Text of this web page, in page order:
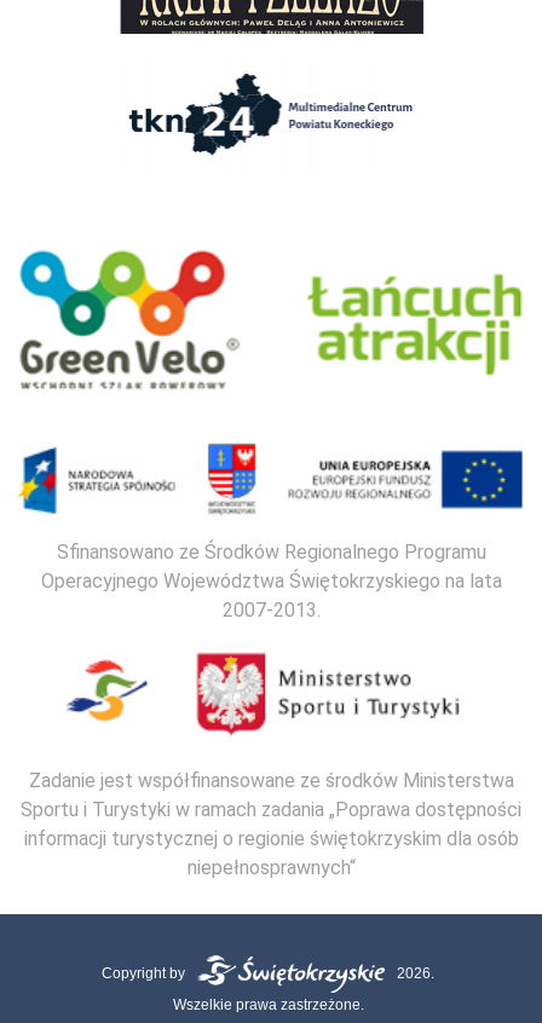
Sfinansowano ze Środków Regionalnego Programu
Operacyjnego Województwa Świętokrzyskiego na lata
2007-2013.
Zadanie jest współfinansowane ze środków Ministerstwa
Sportu i Turystyki w ramach zadania „Poprawa dostępności
informacji turystycznej o regionie świętokrzyskim dla osób
niepełnosprawnych“
Copyright by
2026.
Wszelkie prawa zastrzeżone.